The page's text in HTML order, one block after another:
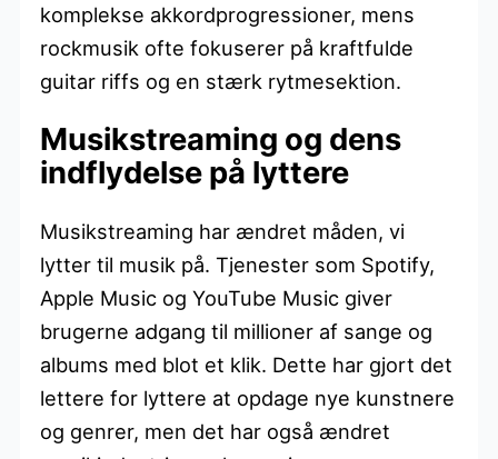
komplekse akkordprogressioner, mens
rockmusik ofte fokuserer på kraftfulde
guitar riffs og en stærk rytmesektion.
Musikstreaming og dens
indflydelse på lyttere
Musikstreaming har ændret måden, vi
lytter til musik på. Tjenester som Spotify,
Apple Music og YouTube Music giver
brugerne adgang til millioner af sange og
albums med blot et klik. Dette har gjort det
lettere for lyttere at opdage nye kunstnere
og genrer, men det har også ændret